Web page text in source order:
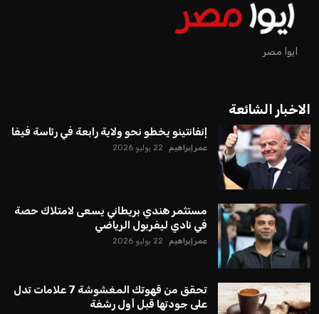
ايوا مصر
الاخبار الشائعة
إنفانتينو يخطو نحو ولاية رابعة في رئاسة فيفا
عمر إبراهيم 22 يوليو 2026
مستثمر هندي بريطاني يسعى لامتلاك حصة
في نادي ليفربول الرياضي
عمر إبراهيم 22 يوليو 2026
تحقق من قهوتك المغشوشة 7 علامات تدل
على جودتها قبل أول رشفة